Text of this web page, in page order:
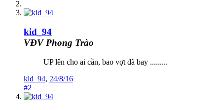
kid_94
VĐV Phong Trào
UP lên cho ai cần, bao vợt đã bay .........
kid_94, 24/8/16
#2